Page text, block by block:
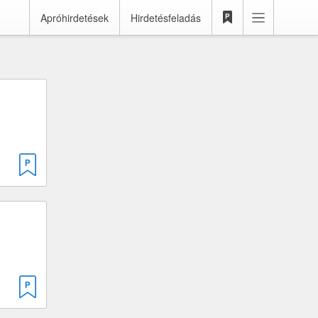
Apróhirdetések Hirdetésfeladás